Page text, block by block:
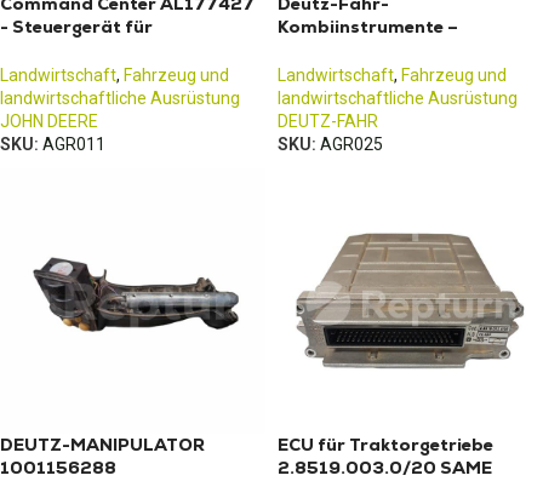
- Steuergerät für
deere 6030
Landwirtschaft, Fahrzeug und
landwirtschaftliche Ausrüstung
JOHN DEERE
SKU: AGR011
Kombiinstrumente –
K120
Landwirtschaft, Fahrzeug und
landwirtschaftliche Ausrüstung
DEUTZ-FAHR
SKU: AGR025
DEUTZ-MANIPULATOR
1001156288
ECU für Traktorgetriebe
2.8519.003.0/20 SAME